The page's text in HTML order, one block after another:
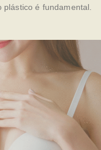
é fundamental.